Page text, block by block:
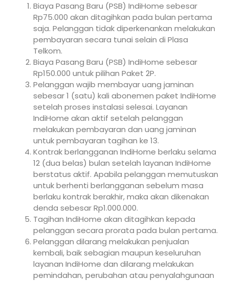
Biaya Pasang Baru (PSB) IndiHome sebesar
Rp75.000 akan ditagihkan pada bulan pertama
saja. Pelanggan tidak diperkenankan melakukan
pembayaran secara tunai selain di Plasa
Telkom.
Biaya Pasang Baru (PSB) IndiHome sebesar
Rp150.000 untuk pilihan Paket 2P.
Pelanggan wajib membayar uang jaminan
sebesar 1 (satu) kali abonemen paket IndiHome
setelah proses instalasi selesai. Layanan
IndiHome akan aktif setelah pelanggan
melakukan pembayaran dan uang jaminan
untuk pembayaran tagihan ke 13.
Kontrak berlangganan IndiHome berlaku selama
12 (dua belas) bulan setelah layanan IndiHome
berstatus aktif. Apabila pelanggan memutuskan
untuk berhenti berlangganan sebelum masa
berlaku kontrak berakhir, maka akan dikenakan
denda sebesar Rp1.000.000.
Tagihan IndiHome akan ditagihkan kepada
pelanggan secara prorata pada bulan pertama.
Pelanggan dilarang melakukan penjualan
kembali, baik sebagian maupun keseluruhan
layanan IndiHome dan dilarang melakukan
pemindahan, perubahan atau penyalahgunaan